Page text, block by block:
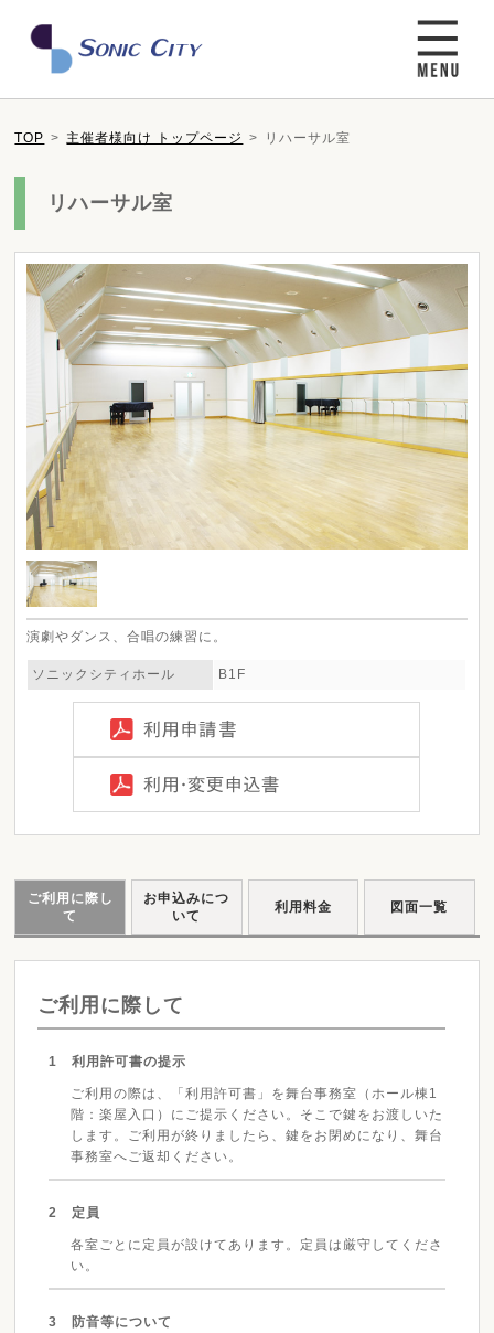
TOP 主催者様向け トップページ リハーサル室
リハーサル室
演劇やダンス、合唱の練習に。
ソニックシティホール B1F
ご利用に際し
て
お申込みにつ
いて
利用料金 図面一覧
ご利用に際して
1 利用許可書の提示
ご利用の際は、「利用許可書」を舞台事務室（ホール棟1
階：楽屋入口）にご提示ください。そこで鍵をお渡しいた
します。ご利用が終りましたら、鍵をお閉めになり、舞台
事務室へご返却ください。
2 定員
各室ごとに定員が設けてあります。定員は厳守してくださ
い。
3 防音等について